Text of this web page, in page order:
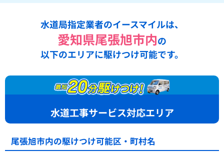
水道局指定業者のイースマイルは、
愛知県尾張旭市内の
以下のエリアに駆けつけ可能です。
水道工事サービス対応エリア
尾張旭市内の駆けつけ可能区・町村名